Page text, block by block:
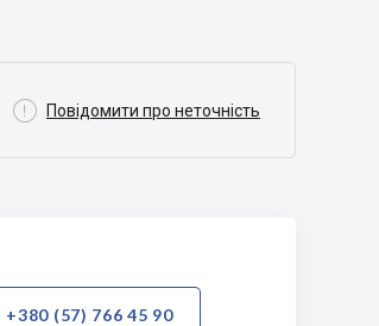
 Повідомити про неточність
+380 (57) 766 45 90